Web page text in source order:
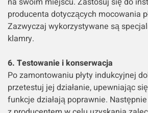
producenta dotyczących mocowania
Zazwyczaj wykorzystywane są
klamry.
6. Testowanie i konserwacja
Po zamontowaniu płyty indukcyjnej
przetestuj jej działanie, upewniając
funkcje działają poprawnie.